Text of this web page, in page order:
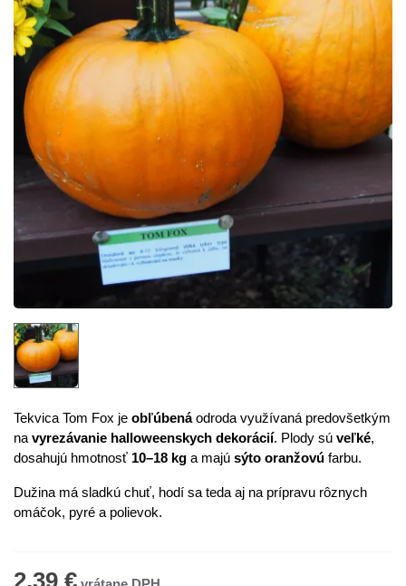
Tekvica Tom Fox je obľúbenáodroda využívaná predovšetkým
na vyrezávanie halloweenskych dekorácií. Plody sú veľké,
dosahujú hmotnosť 10–18 kg a majú sýto oranžovú farbu.
Dužina má sladkú chuť, hodí sa teda aj na prípravu rôznych
omáčok, pyré a polievok.
2,39 €